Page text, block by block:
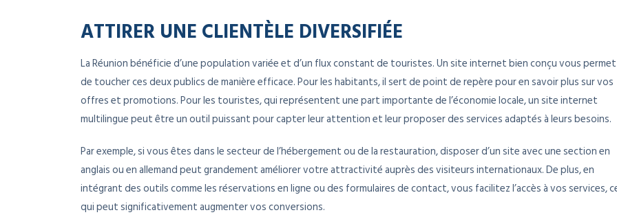
ATTIRER UNE CLIENTÈLE DIVERSIFIÉE
La Réunion bénéficie d’une population variée et d’un flux constant de touristes. Un site internet bien conçu vous permet
de toucher ces deux publics de manière efficace. Pour les habitants, il sert de point de repère pour en savoir plus sur vos
offres et promotions. Pour les touristes, qui représentent une part importante de l’économie locale, un site internet
multilingue peut être un outil puissant pour capter leur attention et leur proposer des services adaptés à leurs besoins.
Par exemple, si vous êtes dans le secteur de l’hébergement ou de la restauration, disposer d’un site avec une section en
anglais ou en allemand peut grandement améliorer votre attractivité auprès des visiteurs internationaux. De plus, en
intégrant des outils comme les réservations en ligne ou des formulaires de contact, vous facilitez l’accès à vos services,
qui peut significativement augmenter vos conversions.